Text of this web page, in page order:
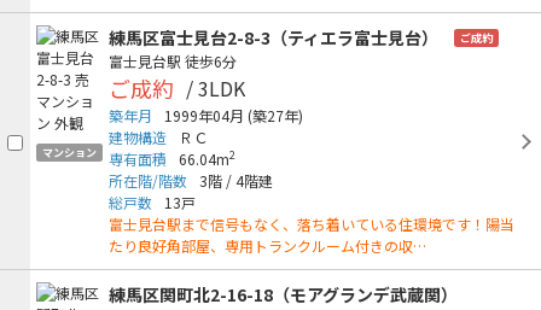
マンション
練馬区富士見台2-8-3（ティエラ富士見台） ご成約
富士見台駅 徒歩6分
ご成約 / 3LDK
築年月 1999年04月 (築27年)
建物構造
ＲＣ
専有面積
66.04m2
所在階/階数 3階 /4階建
総戸数
13戸
富士見台駅まで信号もなく、落ち着いている住環境です！陽当
たり良好角部屋、専用トランクルーム付きの収…
練馬区関町北2-16-18（モアグランデ武蔵関）